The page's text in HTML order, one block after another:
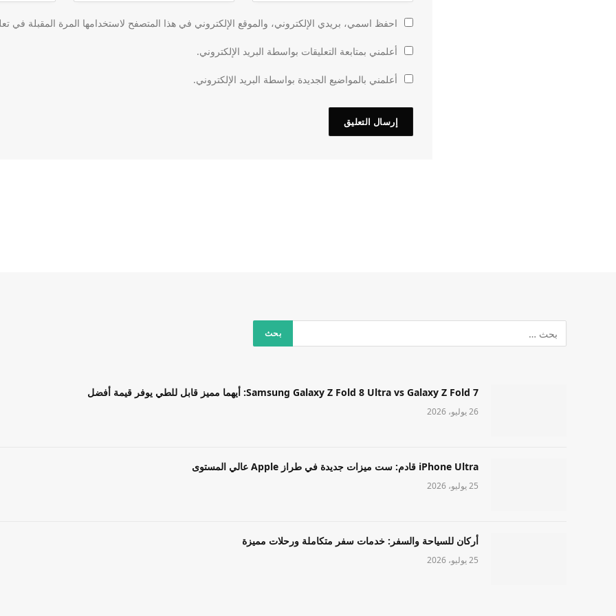
احفظ اسمي، بريدي الإلكتروني، والموقع الإلكتروني في هذا المتصفح لاستخدامها المرة المقبلة في
أعلمني بمتابعة التعليقات بواسطة البريد الإلكتروني.
أعلمني بالمواضيع الجديدة بواسطة البريد الإلكتروني.
Samsung Galaxy Z Fold 8 Ultra vs Galaxy Z Fold 7: أيهما مميز قابل للطي يوفر قيمة أفضل
26 يوليو، 2026
iPhone Ultra قادم: ست ميزات جديدة في طراز Apple عالي المستوى
25 يوليو، 2026
أركان للسياحة والسفر: خدمات سفر متكاملة ورحلات مميزة
25 يوليو، 2026